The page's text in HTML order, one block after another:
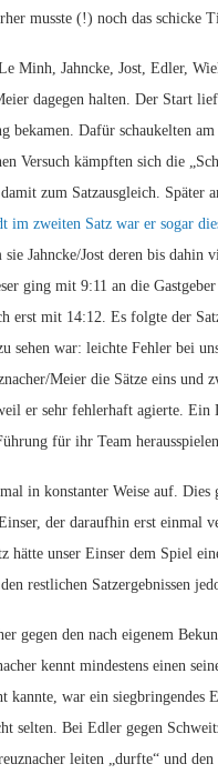
musste (!) noch das schicke
Minh, Jahncke, Jost, Edler,
dagegen halten. Der Start
bekamen. Dafür schaukelten
Versuch kämpften sich die
zum Satzausgleich. Später
im zweiten Satz war er sogar
Jahncke/Jost deren bis dahin
ging mit 9:11 an die
erst mit 14:12. Es folgte der
sehen war: leichte Fehler bei
Meier die Sätze eins
er sehr fehlerhaft agierte.
für ihr Team herausspielen.
in konstanter Weise auf.
der daraufhin erst einmal
hätte unser Einser dem Spiel
restlichen Satzergebnissen
gegen den nach eigenem
kennt mindestens einen
kannte, war ein
selten. Bei Edler gegen
leiten „durfte“ und